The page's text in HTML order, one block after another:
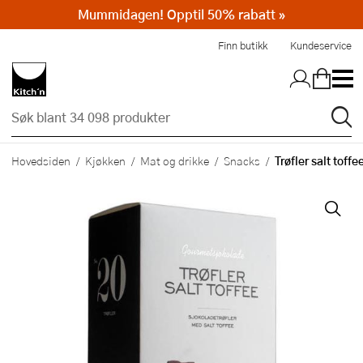
Finn butikk Kundeservice
Hovedsiden Kjøkken Mat og drikke Snacks Trøfler salt
Mummidagen! Opptil 50% rabatt »